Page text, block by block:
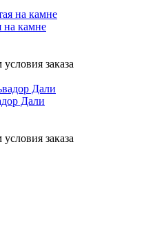
на камне
заказа
Дали
заказа